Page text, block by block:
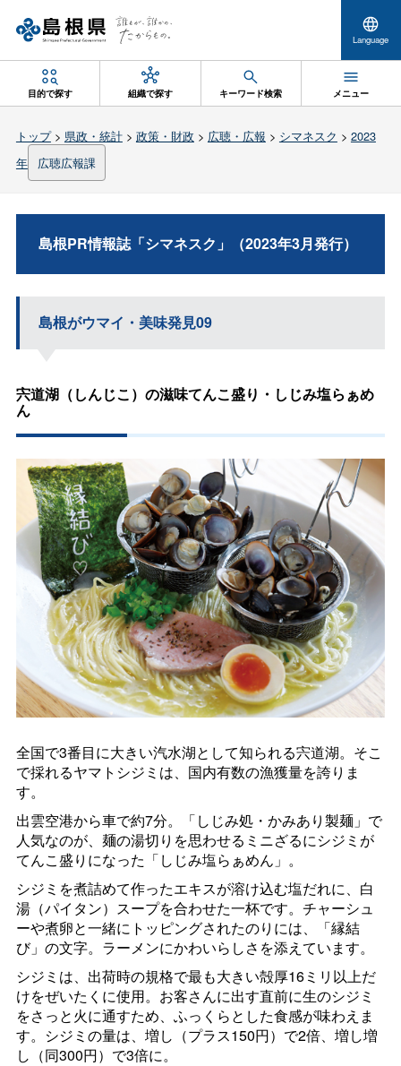
Language
目的で探す 組織で探す キーワード検索 メニュー
トップ> 県政・統計> 政策・財政 > 広聴・広報 > シマネスク > 2023
年
広聴広報課
島根PR情報誌「シマネスク」（2023年3月発行）
島根がウマイ・美味発見09
宍道湖（しんじこ）の滋味てんこ盛り・しじみ塩らぁめ
ん
全国で3番目に大きい汽水湖として知られる宍道湖。そこ
で採れるヤマトシジミは、国内有数の漁獲量を誇りま
す。
出雲空港から車で約7分。「しじみ処・かみあり製麺」で
人気なのが、麺の湯切りを思わせるミニざるにシジミが
てんこ盛りになった「しじみ塩らぁめん」。
シジミを煮詰めて作ったエキスが溶け込む塩だれに、白
湯（パイタン）スープを合わせた一杯です。チャーシュ
ーや煮卵と一緒にトッピングされたのりには、「縁結
び」の文字。ラーメンにかわいらしさを添えています。
シジミは、出荷時の規格で最も大きい殻厚16ミリ以上だ
けをぜいたくに使用。お客さんに出す直前に生のシジミ
をさっと火に通すため、ふっくらとした食感が味わえま
す。シジミの量は、増し（プラス150円）で2倍、増し増
し（同300円）で3倍に。